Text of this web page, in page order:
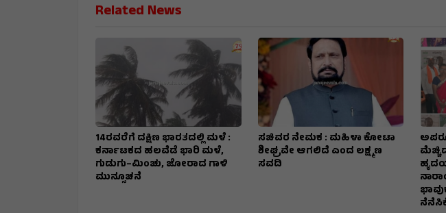
Related News
14ರವರೆಗೆ ದಕ್ಷಿಣ ಭಾರತದಲ್ಲಿ ಮಳೆ :
ಕರ್ನಾಟಕದ ಹಲವೆಡೆ ಭಾರಿ ಮಳೆ,
ಗುಡುಗು–ಮಿಂಚು, ಜೋರಾದ ಗಾಳಿ
ಮುನ್ಸೂಚನೆ
ಸಚಿವರ ನೇಮಕ : ಮಹಿಳಾ ಕೋಟಾ
ಶೀಘ್ರವೇ ಆಗಲಿದೆ ಎಂದ ಲಕ್ಷ್ಮಣ
ಸವದಿ